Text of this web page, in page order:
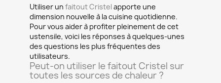
Utiliser un faitout Cristel apporte une
dimension nouvelle à la cuisine quotidienne.
Pour vous aider à profiter pleinement de cet
ustensile, voici les réponses à quelques-unes
des questions les plus fréquentes des
utilisateurs.
Peut-on utiliser le faitout Cristel sur
toutes les sources de chaleur ?